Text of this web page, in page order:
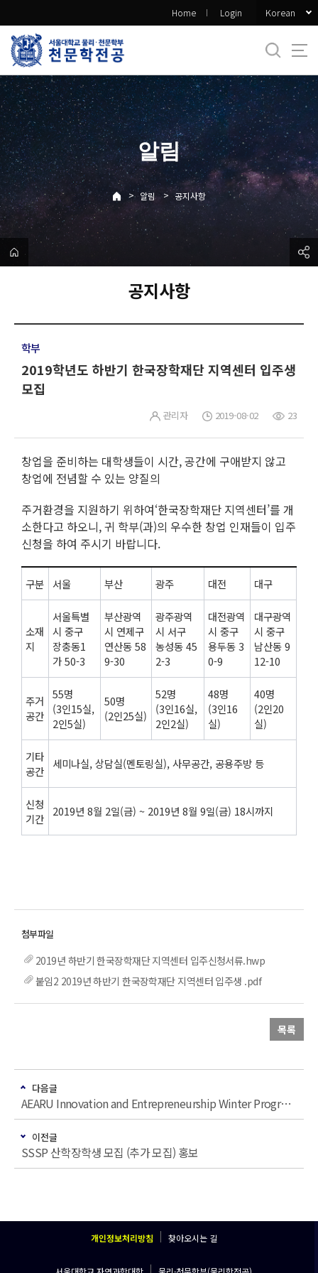
로
메
뉴
Home Login Korean
알림
> 알림 > 공지사항
공지사항
학부
2019학년도 하반기 한국장학재단 지역센터 입주생
모집
관리자 2019-08-02 23
창업을 준비하는 대학생들이 시간, 공간에 구애받지 않고
창업에 전념할 수 있는 양질의
주거환경을 지원하기 위하여‘한국장학재단 지역센터’를 개
소한다고 하오니, 귀 학부(과)의 우수한 창업 인재들이 입주
신청을 하여 주시기 바랍니다.
구분 서울 부산 광주 대전 대구
소재
지
서울특별
시 중구
장충동1
가 50-3
부산광역
시 연제구
연산동 58
9-30
광주광역
시 서구
농성동 45
2-3
대전광역
시 중구
용두동 3
0-9
대구광역
시 중구
남산동 9
12-10
주거
공간
55명
(3인15실,
2인5실)
50명
(2인25실)
52명
(3인16실,
2인2실)
48명
(3인16
실)
40명
(2인20
실)
기타
공간
세미나실, 상담실(멘토링실), 사무공간, 공용주방 등
신청
기간
2019년 8월 2일(금) ~ 2019년 8월 9일(금) 18시까지
2019년 하반기 한국장학재단 지역센터 입주신청서류.hwp
붙임2 2019년 하반기 한국장학재단 지역센터 입주생 .pdf
목록
다음글
AEARU Innovation and Entrepreneurship Winter Program’참가자 모집
이전글
SSSP 산학장학생 모집 (추가 모집) 홍보
개인정보처리방침 찾아오시는 길